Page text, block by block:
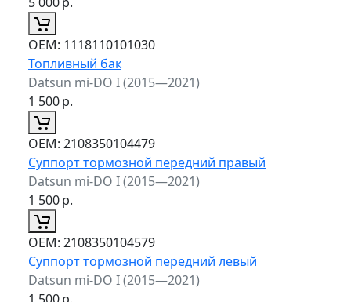
ОЕМ: 1118110101030
Топливный бак
Datsun mi-DO I (2015—2021)
1 500р.
ОЕМ: 2108350104479
Суппорт тормозной передний правый
Datsun mi-DO I (2015—2021)
1 500р.
ОЕМ: 2108350104579
Суппорт тормозной передний левый
Datsun mi-DO I (2015—2021)